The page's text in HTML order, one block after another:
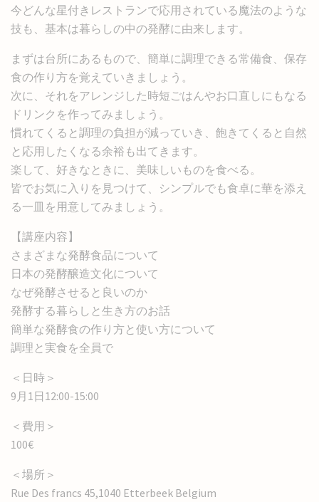
今どんな星付きレストランで応用されている魔法のような
技も、基本は暮らしの中の発酵に由来します。
まずは台所にあるもので、簡単に調理できる常備食、保存
食の作り方を覚えていきましょう。
次に、それをアレンジした時短ごはんやお口直しにもなる
ドリンクを作ってみましょう。
慣れてくると調理の負担が減っていき、飽きてくると自然
と応用したくなる余裕も出てきます。
楽して、好きなときに、美味しいものを食べる。
皆でお気に入りを見つけて、シンプルでも食卓に華を添え
る一皿を用意してみましょう。
【講座内容】
さまざまな発酵食品について
日本の発酵醸造文化について
なぜ発酵させると良いのか
発酵する暮らしと生き方のお話
簡単な発酵食の作り方と使い方について
調理と実食を全員で
＜日時＞
9月1日12:00-15:00
＜費用＞
100€
＜場所＞
Rue Des francs 45,1040 Etterbeek Belgium